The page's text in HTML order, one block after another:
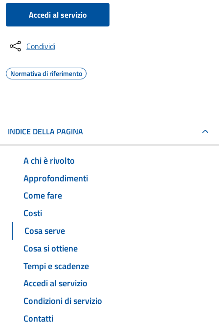
Accedi al servizio
Condividi
Normativa di riferimento
INDICE DELLA PAGINA
A chi è rivolto
Approfondimenti
Come fare
Costi
Cosa serve
Cosa si ottiene
Tempi e scadenze
Accedi al servizio
Condizioni di servizio
Contatti